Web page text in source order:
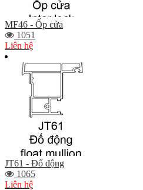
MF46 - Ốp cửa
1051
Liên hệ
JT61 - Đố động
1065
Liên hệ